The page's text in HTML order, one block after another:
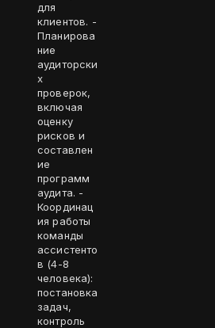
для
клиентов. -
Планирова
ние
аудиторски
х
проверок,
включая
оценку
рисков и
составлен
ие
программ
аудита. -
Координац
ия работы
команды
ассистенто
в (4-8
человека):
постановка
задач,
контроль